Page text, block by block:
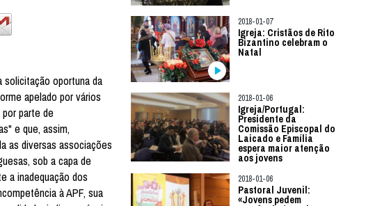
solicitação oportuna da
apelado por vários
parte de
e que, assim,
as diversas associações
sob a capa de
a inadequação dos
à APF, sua
2018-01-07
Igreja: Cristãos de Rito
Bizantino celebram o
Natal
2018-01-06
Igreja/Portugal:
Presidente da
Comissão Episcopal do
Laicado e Família
espera maior atenção
aos jovens
2018-01-06
Pastoral Juvenil:
«Jovens pedem